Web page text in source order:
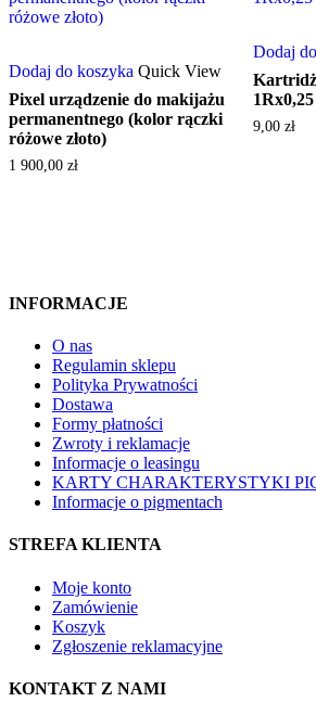
Dodaj do koszyka Quick View
Pixel urządzenie do makijażu
permanentnego (kolor rączki
różowe złoto)
1 900,00 zł
Dodaj
1Rx0,25
9,00 zł
INFORMACJE
O nas
Regulamin sklepu
Polityka Prywatności
Dostawa
Formy płatności
Zwroty i reklamacje
Informacje o leasingu
KARTY CHARAKTERYSTYKI
Informacje o pigmentach
STREFA KLIENTA
Moje konto
Zamówienie
Koszyk
Zgłoszenie reklamacyjne
KONTAKT Z NAMI